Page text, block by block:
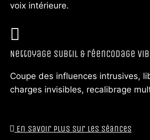
voix intérieure.
Nettoyage subtil & réencodage
Coupe des influences intrusives,
charges invisibles, recalibrage
En Savoir Plus sur les Séances